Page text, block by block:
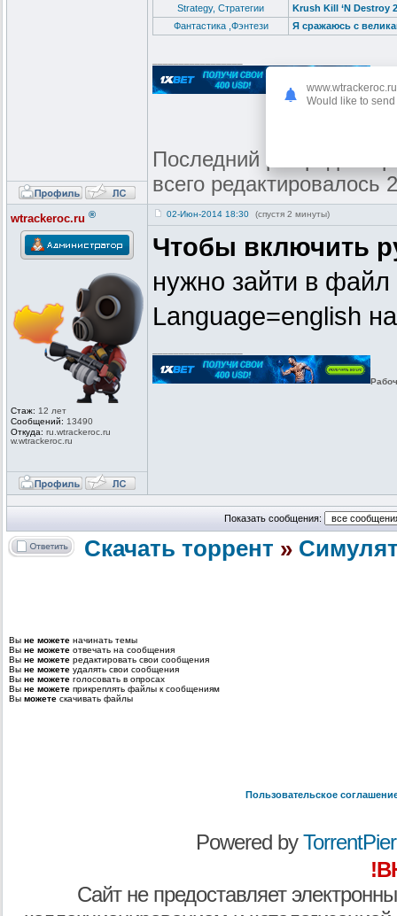
Strategy, Стратегии
Krush Kill ‘N Destroy
Фантастика ,Фэнтези
Я сражаюсь с
Последний раз
всего редактировалось
wtrackeroc.ru ®
Стаж: 12 лет
Сообщений: 13490
Откуда: ru.wtrackeroc.ru
w.wtrackeroc .ru
02-Июн-2014 18:30 (спустя 2 минуты)
Чтобы включить
нужно зайти в файл
Language=english
Показать сообщения:
Скачать торрент »
Вы не можете начинать темы
Вы не можете отвечать на сообщения
Вы не можете редактировать свои сообщения
Вы не можете удалять свои сообщения
Вы не можете голосовать в опросах
Вы не можете прикреплять файлы к сообщениям
Вы можете скачивать файлы
Пользовательское
Powered by
Сайт не предоставляет
www.wtrackeroc.ru
Would like to